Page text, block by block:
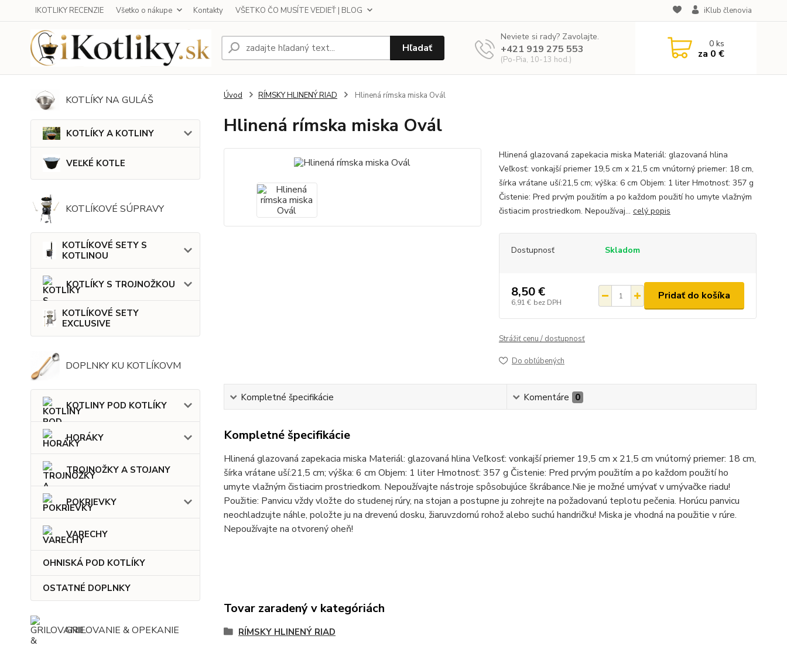
IKOTLIKY RECENZIE Všetko o nákupe Kontakty VŠETKO ČO MUSÍTE VEDIEŤ | BLOG iKlub členovia
Hľadať
Neviete si rady? Zavolajte.
+421 919 275 553
(Po-Pia, 10-13 hod.)
0ks
za 0 €
KOTLÍKY NA GULÁŠ
KOTLÍKY A KOTLINY
VEĽKÉ KOTLE
KOTLÍKOVÉ SÚPRAVY
KOTLÍKOVÉ SETY S
KOTLINOU
KOTLÍKY S TROJNOŽKOU
KOTLÍKOVÉ SETY
EXCLUSIVE
DOPLNKY KU KOTLÍKOVM
KOTLINY POD KOTLÍKY
HORÁKY
TROJNOŽKY A STOJANY
POKRIEVKY
VARECHY
OHNISKÁ POD KOTLÍKY
OSTATNÉ DOPLNKY
GRILOVANIE & OPEKANIE
Úvod RÍMSKY HLINENÝ RIAD Hlinená rímska miska Ovál
Hlinená rímska miska Ovál
Hlinená glazovaná zapekacia miska Materiál: glazovaná hlina
Veľkosť: vonkajší priemer 19,5 cm x 21,5 cm vnútorný priemer: 18 cm,
šírka vrátane uší:21,5 cm; výška: 6 cm Objem: 1 liter Hmotnosť: 357 g
Čistenie: Pred prvým použitím a po každom použití ho umyte vlažným
čistiacim prostriedkom. Nepoužívaj... celý popis
Dostupnosť Skladom
8,50 €
6,91 € bez DPH
Pridať do košíka
Strážiť cenu / dostupnosť
Do obľúbených
Kompletné špecifikácie Komentáre 0
Kompletné špecifikácie
Hlinená glazovaná zapekacia miska Materiál: glazovaná hlina Veľkosť: vonkajší priemer 19,5 cm x 21,5 cm vnútorný priemer: 18 cm,
šírka vrátane uší:21,5 cm; výška: 6 cm Objem: 1 liter Hmotnosť: 357 g Čistenie: Pred prvým použitím a po každom použití ho
umyte vlažným čistiacim prostriedkom. Nepoužívajte nástroje spôsobujúce škrábance.Nie je možné umývať v umývačke riadu!
Použitie: Panvicu vždy vložte do studenej rúry, na stojan a postupne ju zohrejte na požadovanú teplotu pečenia. Horúcu panvicu
neochladzujte náhle, položte ju na drevenú dosku, žiaruvzdornú rohož alebo suchú handričku! Miska je vhodná na použitie v rúre.
Nepoužívajte na otvorený oheň!
Tovar zaradený v kategóriách
RÍMSKY HLINENÝ RIAD